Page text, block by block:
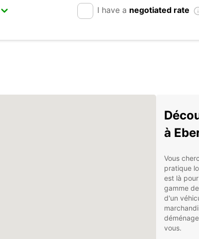
I have a negotiated rate
à
Vous
pratique
est là
gamme
d'un
vous.